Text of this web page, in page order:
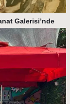
Galerisi’nde